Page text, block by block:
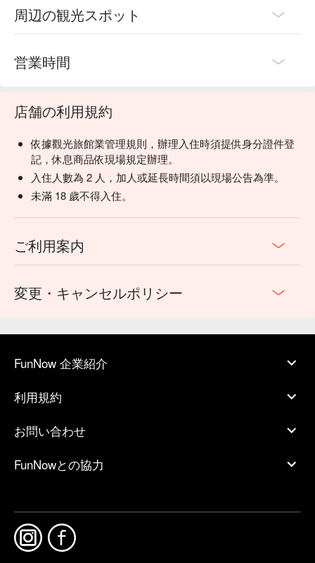
周辺の観光スポット
営業時間
店舗の利用規約
依據觀光旅館業管理規則，辦理入住時須提供身分證件登
記，休息商品依現場規定辦理。
入住人數為 2 人，加人或延長時間須以現場公告為準。
未滿 18 歲不得入住。
ご利用案内
変更・キャンセルポリシー
FunNow 企業紹介
利用規約
お問い合わせ
FunNowとの協力